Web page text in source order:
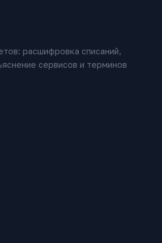
расшифровка списаний,
сервисов и терминов